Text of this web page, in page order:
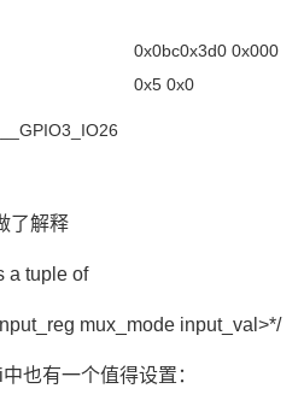
0x0bc0x3d0 0x000
0x5 0x0
了解释
a tuple of
mux_mode input_val>*/
也有一个值得设置：